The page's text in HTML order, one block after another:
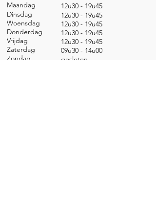
Maandag
Dinsdag
Woensdag
Donderdag
Vrijdag
Zaterdag
Zondag
12u30 - 19u45
12u30 - 19u45
12u30 - 19u45
12u30 - 19u45
12u30 - 19u45
09u30 - 14u00
gesloten